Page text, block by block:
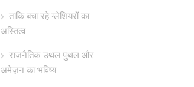
ताकि बचा रहे ग्लेशियरों का
अस्तित्व
राजनैतिक उथल पुथल और
अमेज़न का भविष्य